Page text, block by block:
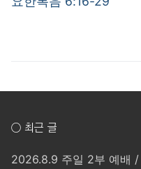
○ 최근 글
2026.8.9 주일 2부 예배